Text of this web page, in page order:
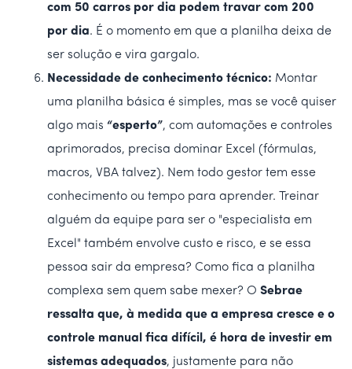
com 50 carros por dia podem travar com 200
por dia. É o momento em que a planilha deixa de
ser solução e vira gargalo.
Necessidade de conhecimento técnico: Montar
uma planilha básica é simples, mas se você quiser
algo mais “esperto”, com automações e controles
aprimorados, precisa dominar Excel (fórmulas,
macros, VBA talvez). Nem todo gestor tem esse
conhecimento ou tempo para aprender. Treinar
alguém da equipe para ser o "especialista em
Excel" também envolve custo e risco, e se essa
pessoa sair da empresa? Como fica a planilha
complexa sem quem sabe mexer? O Sebrae
ressalta que, à medida que a empresa cresce e o
controle manual fica difícil, é hora de investir em
sistemas adequados, justamente para não